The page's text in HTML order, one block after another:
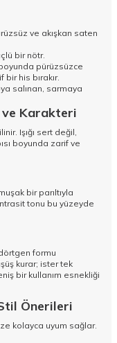
ve akışkan saten
bir nötr.
pürüzsüzce
his bırakır.
salınan, sarmaya
ve Karakteri
Işığı sert değil,
boyunda zarif ve
bir parıltıyla
tonu bu yüzeyde
formu
kurar; ister tek
bir kullanım esnekliği
Önerileri
kolayca uyum sağlar.